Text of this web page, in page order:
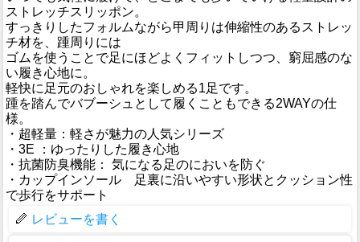
ストレッチスリッポン。
すっきりしたフォルムながら甲周りは伸縮性のあるストレッ
チ材を、踵周りには
ゴムを使うことで足にほどよくフィットしつつ、窮屈感のな
い履き心地に。
軽快に足元のおしゃれを楽しめる1足です。
踵を踏んでバブーシュとして履くこともできる2WAYの仕
様。
・超軽量：軽さが魅力の人気シリーズ
・3E ：ゆったりした履き心地
・抗菌防臭機能： 気になる足のにおいを防ぐ
・カップインソール 足裏に沿いやすい形状とクッション性
で歩行をサポート
レビューを書く